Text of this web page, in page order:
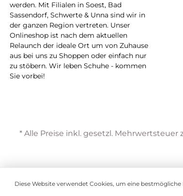
werden. Mit Filialen in Soest, Bad
Sassendorf, Schwerte & Unna sind wir in
der ganzen Region vertreten. Unser
Onlineshop ist nach dem aktuellen
Relaunch der ideale Ort um von Zuhause
aus bei uns zu Shoppen oder einfach nur
zu stöbern. Wir leben Schuhe - kommen
Sie vorbei!
* Alle Preise inkl. gesetzl. Mehrwertsteuer
Diese Website verwendet Cookies, um eine